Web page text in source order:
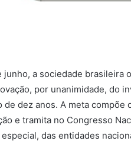
junho, a sociedade
por unanimidade, do
de dez anos. A meta
e tramita no Congresso
das entidades